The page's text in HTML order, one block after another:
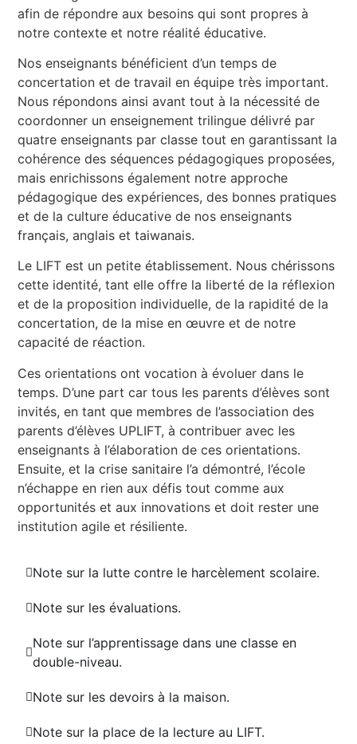
afin de répondre aux besoins qui sont propres à
notre contexte et notre réalité éducative.
Nos enseignants bénéficient d’un temps de
concertation et de travail en équipe très important.
Nous répondons ainsi avant tout à la nécessité de
coordonner un enseignement trilingue délivré par
quatre enseignants par classe tout en garantissant la
cohérence des séquences pédagogiques proposées,
mais enrichissons également notre approche
pédagogique des expériences, des bonnes pratiques
et de la culture éducative de nos enseignants
français, anglais et taiwanais.
Le LIFT est un petite établissement. Nous chérissons
cette identité, tant elle offre la liberté de la réflexion
et de la proposition individuelle, de la rapidité de la
concertation, de la mise en œuvre et de notre
capacité de réaction.
Ces orientations ont vocation à évoluer dans le
temps. D’une part car tous les parents d’élèves sont
invités, en tant que membres de l’association des
parents d’élèves UPLIFT, à contribuer avec les
enseignants à l’élaboration de ces orientations.
Ensuite, et la crise sanitaire l’a démontré, l’école
n’échappe en rien aux défis tout comme aux
opportunités et aux innovations et doit rester une
institution agile et résiliente.
Note sur la lutte contre le harcèlement scolaire.
Note sur les évaluations.
Note sur l’apprentissage dans une classe en
double-niveau.
Note sur les devoirs à la maison.
Note sur la place de la lecture au LIFT.